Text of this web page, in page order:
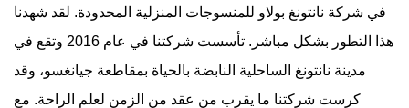
في شركة نانتونغ بولاو للمنسوجات المنزلية المحدودة. لقد شهدنا
هذا التطور بشكل مباشر. تأسست شركتنا في عام 2016 وتقع في
مدينة نانتونغ الساحلية النابضة بالحياة بمقاطعة جيانغسو، وقد
كرست شركتنا ما يقرب من عقد من الزمن لعلم الراحة. مع